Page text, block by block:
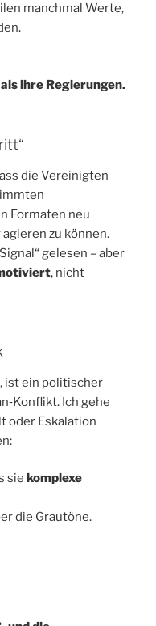
manchmal Werte,
ihre Regierungen.
die Vereinigten
Formaten neu
zu können.
gelesen – aber
, nicht
ist ein politischer
Ich gehe
oder Eskalation
sie komplexe
die Grautöne.